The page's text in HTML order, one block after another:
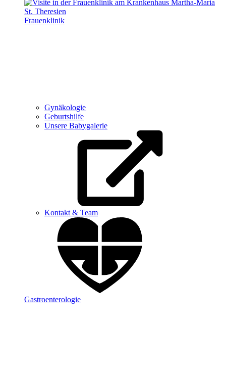
Frauenklinik
Gynäkologie
Geburtshilfe
Unsere Babygalerie
Kontakt & Team
Gastroenterologie